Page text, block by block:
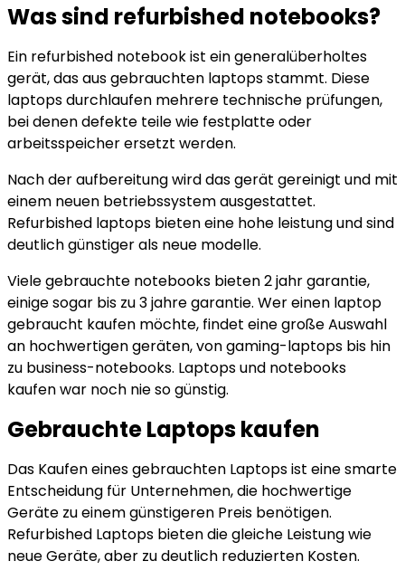
Was sind refurbished notebooks?
Ein refurbished notebookist ein generalüberholtes
gerät, das aus gebrauchten laptops stammt. Diese
laptops durchlaufen mehrere technische prüfungen,
bei denen defekte teile wie festplatte oder
arbeitsspeicher ersetzt werden.
Nach der aufbereitung wird das gerät gereinigt und mit
einem neuen betriebssystem ausgestattet.
Refurbished laptops bieten eine hohe leistung und sind
deutlich günstiger als neue modelle.
Viele gebrauchte notebooks bieten 2 jahr garantie,
einige sogar bis zu 3 jahre garantie. Wer einen laptop
gebraucht kaufen möchte, findet eine große Auswahl
an hochwertigen geräten, von gaming-laptops bis hin
zu business-notebooks. Laptops und notebooks
kaufen war noch nie so günstig.
Gebrauchte Laptops kaufen
Das Kaufen eines gebrauchten Laptops ist eine smarte
Entscheidung für Unternehmen, die hochwertige
Geräte zu einem günstigeren Preis benötigen.
Refurbished Laptops bieten die gleiche Leistung wie
neue Geräte, aber zu deutlich reduzierten Kosten.